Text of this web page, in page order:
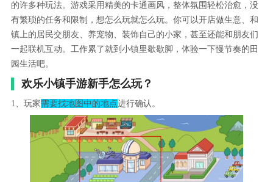
的许多种玩法。游戏采用精美的卡通画风，整体氛围轻松治愈，没
有繁琐的任务和限制，想怎么玩就怎么玩。你可以开店做生意、和
镇上的居民交朋友、养宠物、装饰自己的小家，甚至还能和朋友们
一起联机互动。工作累了就到小镇里歇歇脚，体验一下慢节奏的田
园生活吧。
欢乐小镇手游新手怎么玩？
1、玩家需要找地图中的地点进行确认。